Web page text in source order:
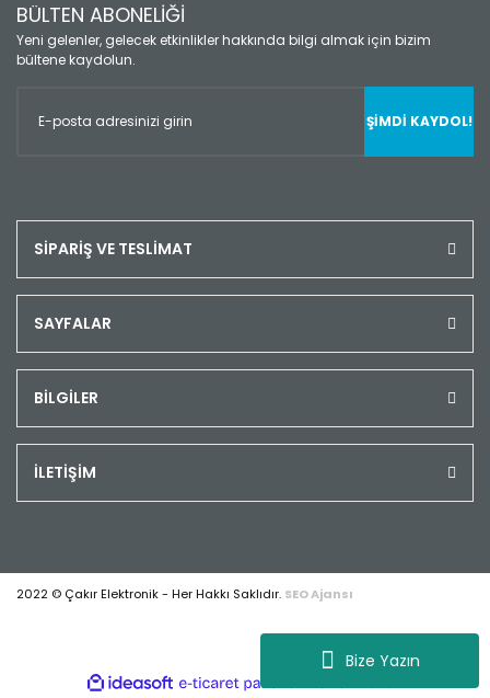
Bize Yazın
BÜLTEN ABONELİĞİ
Yeni gelenler, gelecek etkinlikler hakkında bilgi almak için bizim
bültene kaydolun.
ŞİMDİ KAYDOL!
SİPARİŞ VE TESLİMAT
SAYFALAR
BİLGİLER
İLETİŞİM
2022 © Çakır Elektronik - Her Hakkı Saklıdır. SEO Ajansı
ideasoft